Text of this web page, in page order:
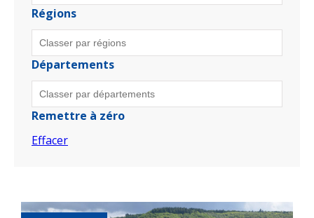
Régions
Départements
Remettre à zéro
Effacer